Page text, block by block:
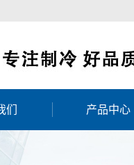
们 产品中心